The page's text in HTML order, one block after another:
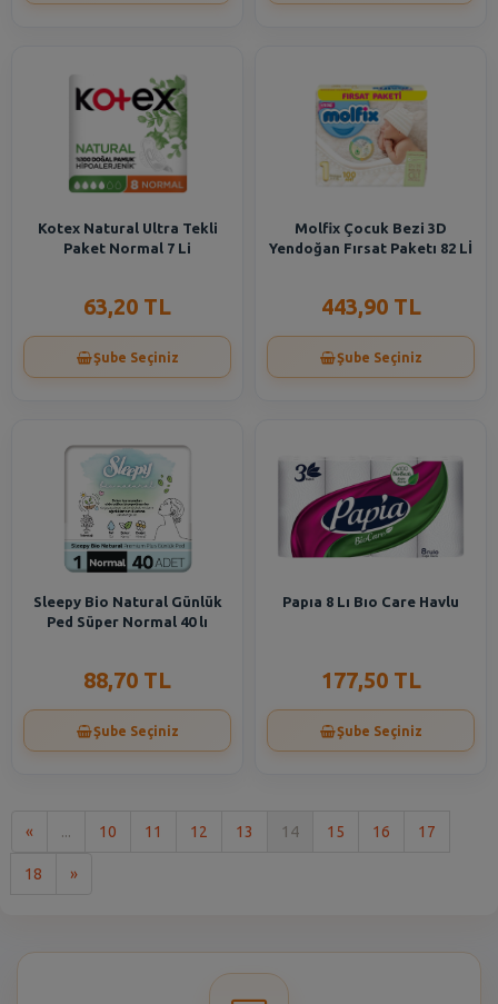
Kotex Natural Ultra Tekli
Paket Normal 7 Li
63,20 TL
Şube Seçiniz
Molfix Çocuk Bezi 3D
Yendoğan Fırsat Paketı 82 Lİ
443,90 TL
Şube Seçiniz
Sleepy Bio Natural Günlük
Ped Süper Normal 40 lı
88,70 TL
Şube Seçiniz
Papıa 8 Lı Bıo Care Havlu
177,50 TL
Şube Seçiniz
« ... 10 11 12 13 14 15 16 17
18 »Son